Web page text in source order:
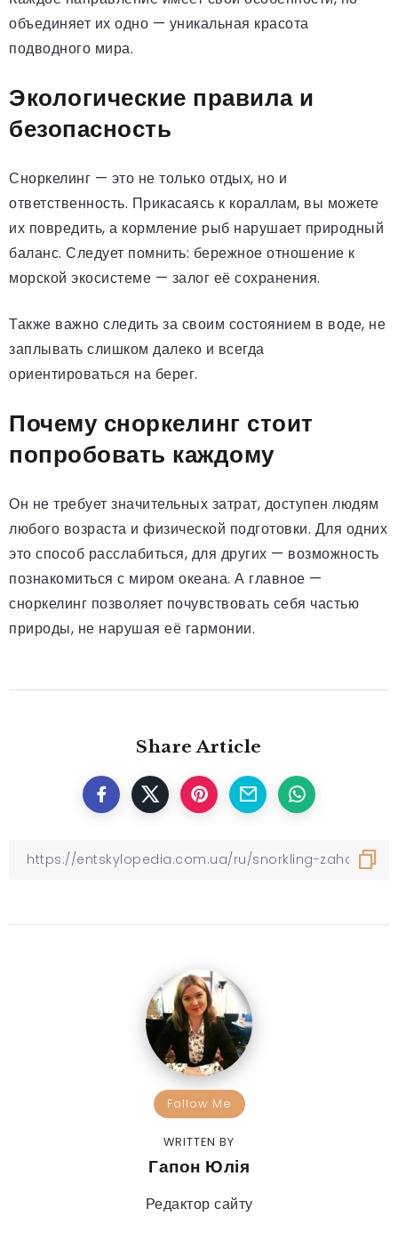
объединяет их одно — уникальная красота
подводного мира.
Экологические правила и
безопасность
Сноркелинг — это не только отдых, но и
ответственность. Прикасаясь к кораллам, вы можете
их повредить, а кормление рыб нарушает природный
баланс. Следует помнить: бережное отношение к
морской экосистеме — залог её сохранения.
Также важно следить за своим состоянием в воде, не
заплывать слишком далеко и всегда
ориентироваться на берег.
Почему сноркелинг стоит
попробовать каждому
Он не требует значительных затрат, доступен людям
любого возраста и физической подготовки. Для одних
это способ расслабиться, для других — возможность
познакомиться с миром океана. А главное —
сноркелинг позволяет почувствовать себя частью
природы, не нарушая её гармонии.
Share Article
Follow Me
WRITTEN BY
Гапон Юлія
Редактор сайту